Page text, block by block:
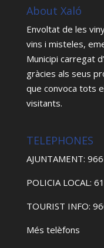
About Xaló
Envoltat de les
vins i misteles,
Municipi carregat
gràcies als seus
que convoca tots
visitants.
TELEPHONES
AJUNTAMENT:
POLICIA LOCAL:
TOURIST INFO:
Més telèfons